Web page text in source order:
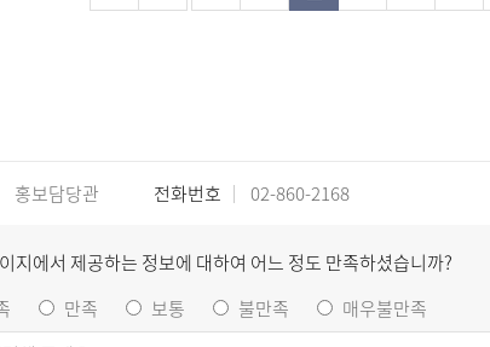
홍보담당관 전화번호 02-860-2168
지에서 제공하는 정보에 대하여 어느 정도 만족하셨습니까?
만족 보통 불만족 매우불만족